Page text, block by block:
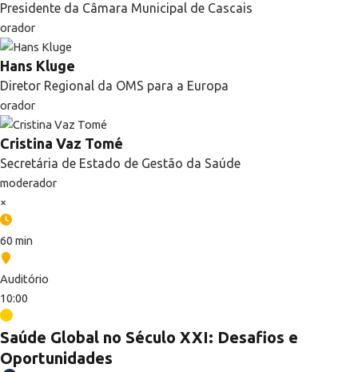
Presidente da Câmara Municipal de Cascais
orador
Hans Kluge
Diretor Regional da OMS para a Europa
orador
Cristina Vaz Tomé
Secretária de Estado de Gestão da Saúde
moderador
×
60 min
Auditório
10:00
Saúde Global no Século XXI: Desafios e
Oportunidades